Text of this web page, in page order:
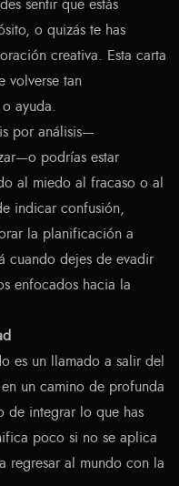
sentir que estás
o quizás te has
creativa. Esta carta
volverse tan
ayuda.
por análisis—
podrías estar
al miedo al fracaso o al
indicar confusión,
la planificación a
cuando dejes de evadir
enfocados hacia la
es un llamado a salir del
un camino de profunda
de integrar lo que has
poco si no se aplica
regresar al mundo con la